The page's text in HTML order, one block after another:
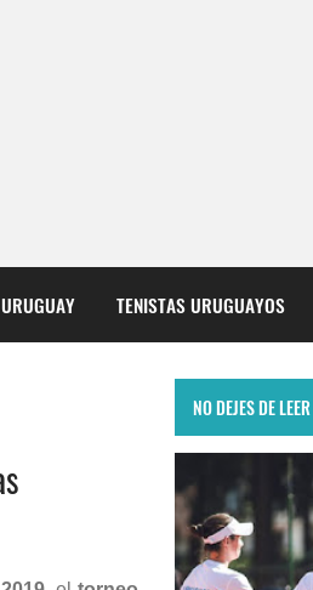
TENISTAS URUGUAYOS
NO DEJES DE LEER